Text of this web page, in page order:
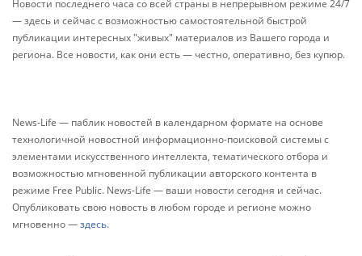
Новости последнего часа со всей страны в непрерывном режиме 24/7
— здесь и сейчас с возможностью самостоятельной быстрой
публикации интересных "живых" материалов из Вашего города и
региона. Все новости, как они есть — честно, оперативно, без купюр.
News-Life — паблик новостей в календарном формате на основе
технологичной новостной информационно-поисковой системы с
элементами искусственного интеллекта, тематического отбора и
возможностью мгновенной публикации авторского контента в
режиме Free Public. News-Life — ваши новости сегодня и сейчас.
Опубликовать свою новость в любом городе и регионе можно
мгновенно —здесь.